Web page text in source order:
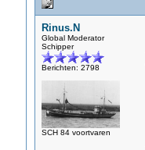
Rinus.N
Global Moderator
Schipper
Berichten: 2798
SCH 84 voortvaren